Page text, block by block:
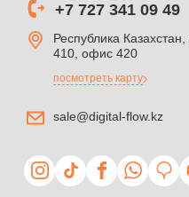
+7 727 341 09 49
Республика
410, офис 420
посмотреть карту
sale@digital-flow.kz